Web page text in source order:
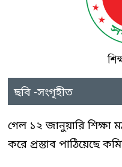
ছবি -সংগৃহীত
গেল ১২ জানুয়ারি শিক্ষা
করে প্রস্তাব পাঠিয়েছে